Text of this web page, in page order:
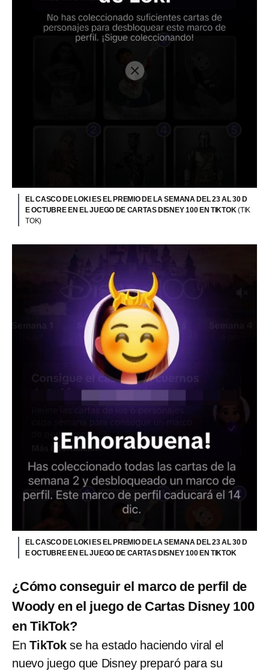
EL CASCO DE LOKI ES EL PREMIO DE LA SEMANA DEL 23 AL 30 D
E OCTUBRE EN EL JUEGO DE CARTAS DISNEY 100 EN TIKTOK (TIK
TOK)
EL CASCO DE LOKI ES EL PREMIO DE LA SEMANA DEL 23 AL 30 D
E OCTUBRE EN EL JUEGO DE CARTAS DISNEY 100 EN TIKTOK
¿Cómo conseguir el marco de perfil de
Woody en el juego de Cartas Disney 100
en TikTok?
En TikTokse ha estado haciendo viral el
nuevo juego que Disney preparó para su